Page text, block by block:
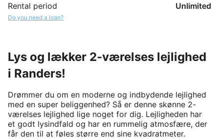
Rental period
Unlimited
Do you need a loan?
Lys og lækker 2-værelses lejlighed
i Randers!
Drømmer du om en moderne og indbydende lejlighed
med en super beliggenhed? Så er denne skønne 2-
værelses lejlighed lige noget for dig. Lejligheden har
et godt lysindfald og har en rummelig atmosfære, der
får den til at føles større end sine kvadratmeter.